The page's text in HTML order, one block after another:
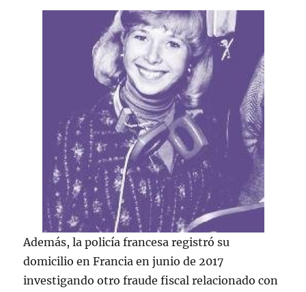
Además, la policía francesa registró su
domicilio en Francia en junio de 2017
investigando otro fraude fiscal relacionado con